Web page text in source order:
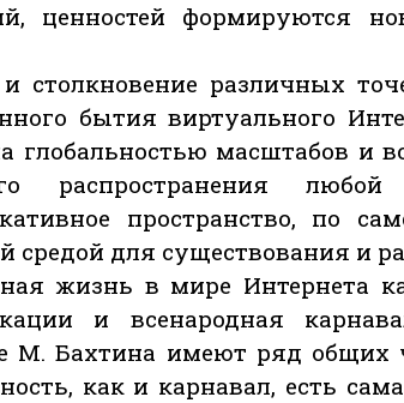
ценностей формируются
столкновение различных
бытия виртуального
глобальностью масштабов и
распространения
пространство, по
средой для существования и
жизнь в мире Интернета
и всенародная
М. Бахтина имеют ряд общих
как и карнавал, есть